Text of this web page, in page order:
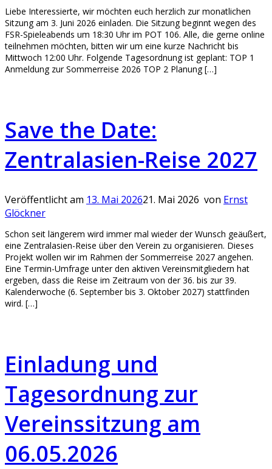
Liebe Interessierte, wir möchten euch herzlich zur monatlichen
Sitzung am 3. Juni 2026 einladen. Die Sitzung beginnt wegen des
FSR-Spieleabends um 18:30 Uhr im POT 106. Alle, die gerne online
teilnehmen möchten, bitten wir um eine kurze Nachricht bis
Mittwoch 12:00 Uhr. Folgende Tagesordnung ist geplant: TOP 1
Anmeldung zur Sommerreise 2026 TOP 2 Planung […]
Save the Date:
Zentralasien-Reise 2027
Veröffentlicht am 13. Mai 202621. Mai 2026 von Ernst
Glöckner
Schon seit längerem wird immer mal wieder der Wunsch geäußert,
eine Zentralasien-Reise über den Verein zu organisieren. Dieses
Projekt wollen wir im Rahmen der Sommerreise 2027 angehen.
Eine Termin-Umfrage unter den aktiven Vereinsmitgliedern hat
ergeben, dass die Reise im Zeitraum von der 36. bis zur 39.
Kalenderwoche (6. September bis 3. Oktober 2027) stattfinden
wird. […]
Einladung und
Tagesordnung zur
Vereinssitzung am
06.05.2026